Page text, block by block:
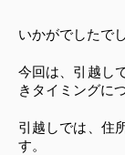
いかがでしたで
今回は、引越し
きタイミングに
引越しでは、住
す。